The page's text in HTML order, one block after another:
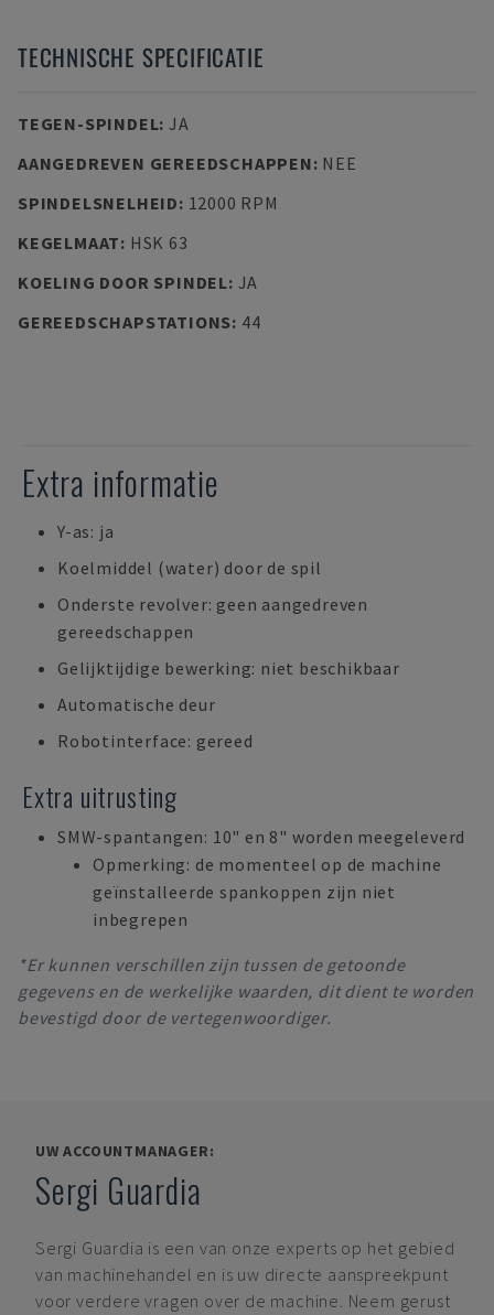
TECHNISCHE SPECIFICATIE
TEGEN-SPINDEL: JA
AANGEDREVEN GEREEDSCHAPPEN: NEE
SPINDELSNELHEID: 12000 RPM
KEGELMAAT: HSK 63
KOELING DOOR SPINDEL: JA
GEREEDSCHAPSTATIONS: 44
Extra informatie
Y-as: ja
Koelmiddel (water) door de spil
Onderste revolver: geen aangedreven
gereedschappen
Gelijktijdige bewerking: niet beschikbaar
Automatische deur
Robotinterface: gereed
Extra uitrusting
SMW-spantangen: 10" en 8" worden meegeleverd
Opmerking: de momenteel op de machine
geïnstalleerde spankoppen zijn niet
inbegrepen
*Er kunnen verschillen zijn tussen de getoonde
gegevens en de werkelijke waarden, dit dient te worden
bevestigd door de vertegenwoordiger.
UW ACCOUNTMANAGER:
Sergi Guardia
Sergi Guardia is een van onze experts op het gebied
van machinehandel en is uw directe aanspreekpunt
voor verdere vragen over de machine. Neem gerust